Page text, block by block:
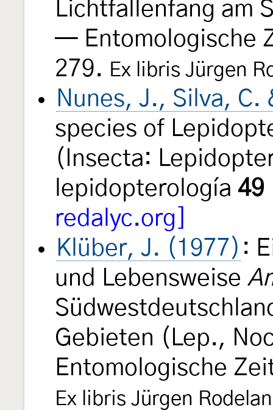
Lichtfallenfang am
— Entomologische
279. Ex libris Jürgen
Nunes, J., Silva, C.
species of
(Insecta:
lepidopterología 49
redalyc.org]
Klüber, J. (1977) :
und Lebensweise
Gebieten (Lep.,
Entomologische
Ex libris Jürgen